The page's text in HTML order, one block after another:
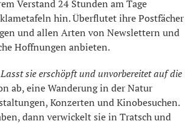
Verstand 24 Stunden am Tage
hin. Überflutet ihre Postfächer
und allen Arten von Newslettern und
Hoffnungen anbieten.
Lasst sie erschöpft und unvorbereitet auf die
ab, eine Wanderung in der Natur
Konzerten und Kinobesuchen.
dann verwickelt sie in Tratsch und